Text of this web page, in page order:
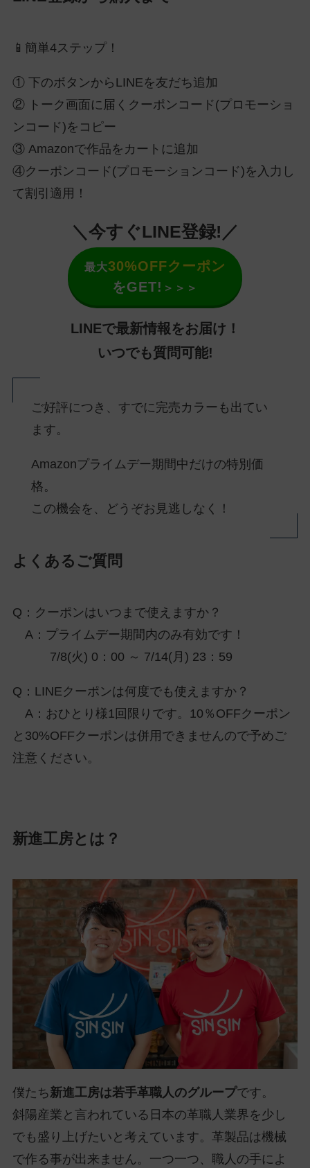
📱簡単4ステップ！
① 下のボタンからLINEを友だち追加
② トーク画面に届くクーポンコード(プロモーショ
ンコード)をコピー
③ Amazonで作品をカートに追加
④クーポンコード(プロモーションコード)を入力し
て割引適用！
＼今すぐLINE登録!／
最大30%OFFクーポン
をGET! ＞＞＞
LINEで最新情報をお届け！
いつでも質問可能!
ご好評につき、すでに完売カラーも出てい
ます。
Amazonプライムデー期間中だけの特別価
格。
この機会を、どうぞお見逃しなく！
よくあるご質問
Q：クーポンはいつまで使えますか？
A：プライムデー期間内のみ有効です！
7/8(火) 0：00 ～ 7/14(月) 23：59
Q：LINEクーポンは何度でも使えますか？
A：おひとり様1回限りです。10％OFFクーポン
と30%OFFクーポンは併用できませんので予めご
注意ください。
新進工房とは？
僕たち新進工房は若手革職人のグループです。
斜陽産業と言われている日本の革職人業界を少し
でも盛り上げたいと考えています。革製品は機械
で作る事が出来ません。一つ一つ、職人の手によ